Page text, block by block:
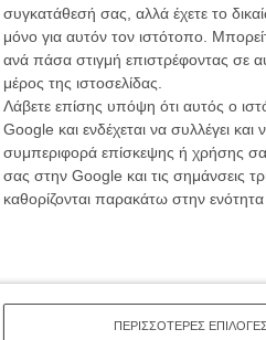
συγκατάθεσή σας, αλλά έχετε το
μόνο για αυτόν τον ιστότοπο.
ανά πάσα στιγμή επιστρέφοντας σε
μέρος της ιστοσελίδας.
Λάβετε επίσης υπόψη ότι αυτός ο
Google και ενδέχεται να συλλέγει
συμπεριφορά επίσκεψης ή χρήσης
σας στην Google και τις σημάνσεις
καθορίζονται παρακάτω στην
ΠΕΡΙΣΣΟΤΕΡΕΣ ΕΠΙΛΟΓΕΣ
/ Γιώργος Κρασσακόπουλος